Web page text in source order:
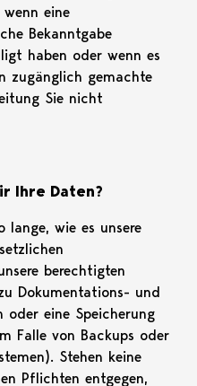
eine
Bekanntgabe
haben oder wenn es
zugänglich gemachte
Sie nicht
Ihre Daten?
lange, wie es unsere
berechtigten
Dokumentations- und
oder eine Speicherung
Falle von Backups oder
Stehen keine
Pflichten entgegen,